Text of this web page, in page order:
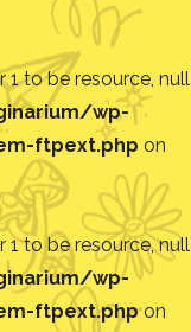
to be resource, null
wp-
ftpext.php on
to be resource, null
wp-
ftpext.phpon